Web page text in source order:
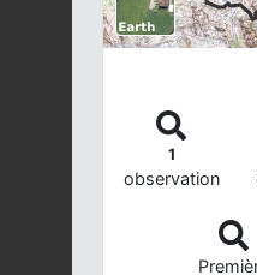
1
observation